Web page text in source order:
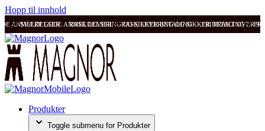
Hopp til innhold
ANMELDELSER RASK LEVERING OG SIKKER BETALING FRI FRAKT OVER
SVÆRT GODE ANMELDELSER RASK LEVERING OG SIKKER BETALING
Produkter
Toggle submenu for Produkter